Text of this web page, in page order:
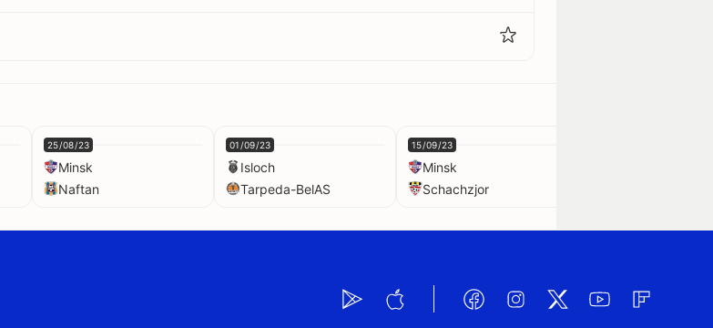
25/08/23
Minsk
Naftan
01/09/23
Isloch
Tarpeda-BelAS
15/09/23
Minsk
Schachzjor